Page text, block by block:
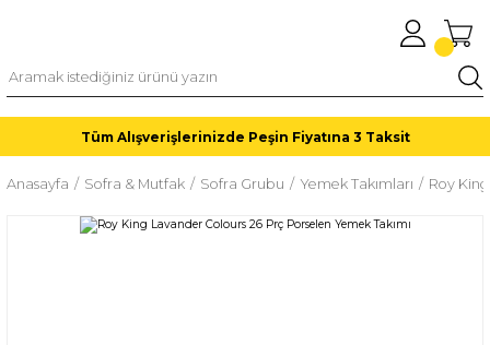
Tüm Alışverişlerinizde Peşin Fiyatına 3 Taksit
Anasayfa Sofra & Mutfak Sofra Grubu Yemek Takımları Roy